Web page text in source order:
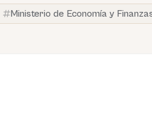
Ministerio de Economía y